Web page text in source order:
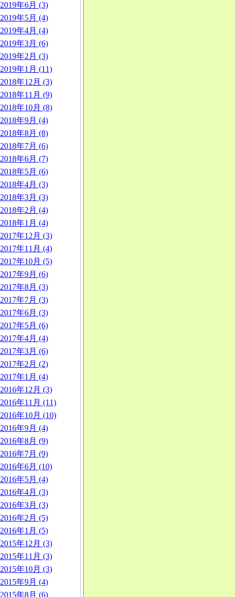
2019年6月 (3)
2019年5月 (4)
2019年4月 (4)
2019年3月 (6)
2019年2月 (3)
2019年1月 (11)
2018年12月 (3)
2018年11月 (9)
2018年10月 (8)
2018年9月 (4)
2018年8月 (8)
2018年7月 (6)
2018年6月 (7)
2018年5月 (6)
2018年4月 (3)
2018年3月 (3)
2018年2月 (4)
2018年1月 (4)
2017年12月 (3)
2017年11月 (4)
2017年10月 (5)
2017年9月 (6)
2017年8月 (3)
2017年7月 (3)
2017年6月 (3)
2017年5月 (6)
2017年4月 (4)
2017年3月 (6)
2017年2月 (2)
2017年1月 (4)
2016年12月 (3)
2016年11月 (11)
2016年10月 (10)
2016年9月 (4)
2016年8月 (9)
2016年7月 (9)
2016年6月 (10)
2016年5月 (4)
2016年4月 (3)
2016年3月 (3)
2016年2月 (5)
2016年1月 (5)
2015年12月 (3)
2015年11月 (3)
2015年10月 (3)
2015年9月 (4)
2015年8月 (6)